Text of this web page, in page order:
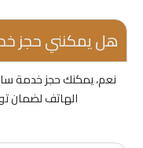
هل يمكنني حجز
نعم، يمكنك حجز خدمة
الهاتف لضمان